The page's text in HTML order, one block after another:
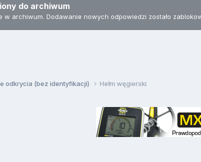
do archiwum
w archiwum. Dodawanie nowych odpowiedzi zostało
odkrycia (bez identyfikacji) Hełm węgierski